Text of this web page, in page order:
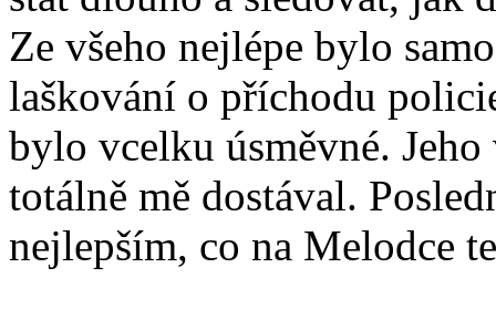
Ze všeho nejlépe bylo
laškování o příchodu
bylo vcelku úsměvné.
totálně mě dostával.
nejlepším, co na Melodce